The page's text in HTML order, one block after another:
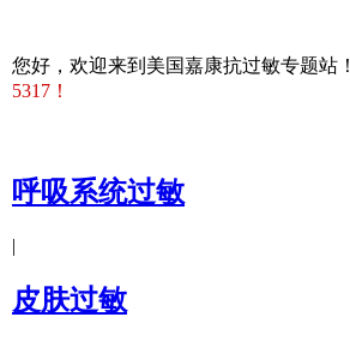
您好，欢迎来到美国嘉康抗过敏专题站！
5317！
呼吸系统过敏
|
皮肤过敏